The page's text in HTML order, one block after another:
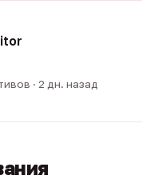
· 2 дн. назад